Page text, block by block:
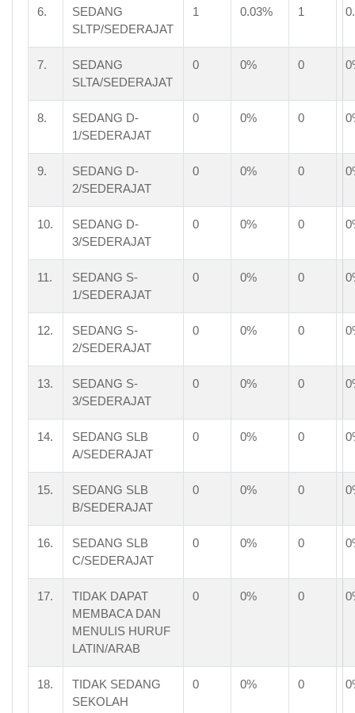
6.
SEDANG
SLTP/SEDERAJAT
1 0.03% 1
7.
SEDANG
SLTA/SEDERAJAT
0 0% 0
8.
SEDANG D-
1/SEDERAJAT
0 0% 0
9.
SEDANG D-
2/SEDERAJAT
0 0% 0
10.
SEDANG D-
3/SEDERAJAT
0 0% 0
11.
SEDANG S-
1/SEDERAJAT
0 0% 0
12.
SEDANG S-
2/SEDERAJAT
0 0% 0
13.
SEDANG S-
3/SEDERAJAT
0 0% 0
14.
SEDANG SLB
A/SEDERAJAT
0 0% 0
15.
SEDANG SLB
B/SEDERAJAT
0 0% 0
16.
SEDANG SLB
C/SEDERAJAT
0 0% 0
17.
TIDAK DAPAT
MEMBACA DAN
MENULIS HURUF
LATIN/ARAB
0 0% 0
18.
TIDAK SEDANG
SEKOLAH
0 0% 0